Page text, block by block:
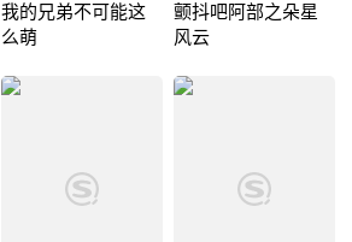
我的兄弟不可能这
么萌
颤抖吧阿部之朵星
风云